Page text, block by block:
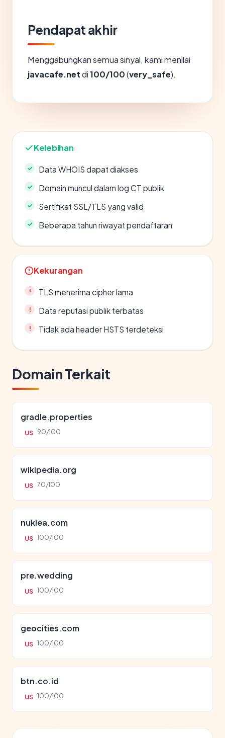
Pendapat akhir
Menggabungkan semua sinyal, kami menilai
javacafe.netdi100/100(very_safe).
Kelebihan
Data WHOIS dapat diakses
Domain muncul dalam log CT publik
Sertifikat SSL/TLS yang valid
Beberapa tahun riwayat pendaftaran
Kekurangan
TLS menerima cipher lama
Data reputasi publik terbatas
Tidak ada header HSTS terdeteksi
Domain Terkait
gradle.properties
US 90/100
wikipedia.org
US 70/100
nuklea.com
US 100/100
pre.wedding
US 100/100
geocities.com
US 100/100
btn.co.id
US 100/100